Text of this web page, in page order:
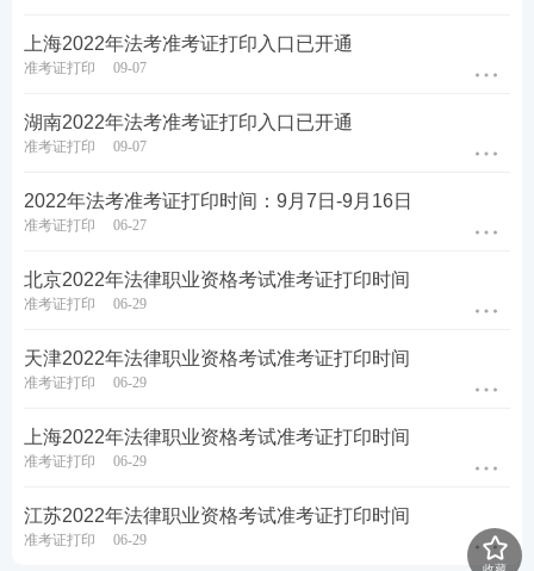
上海2022年法考准考证打印入口已开通
准考证打印 09-07
湖南2022年法考准考证打印入口已开通
准考证打印 09-07
2022年法考准考证打印时间：9月7日-9月16日
准考证打印 06-27
北京2022年法律职业资格考试准考证打印时间
准考证打印 06-29
天津2022年法律职业资格考试准考证打印时间
准考证打印 06-29
上海2022年法律职业资格考试准考证打印时间
准考证打印 06-29
江苏2022年法律职业资格考试准考证打印时间
准考证打印 06-29